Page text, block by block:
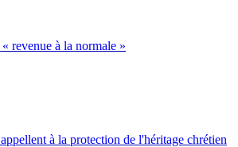
revenue à la normale »
à la protection de l'héritage chrétien